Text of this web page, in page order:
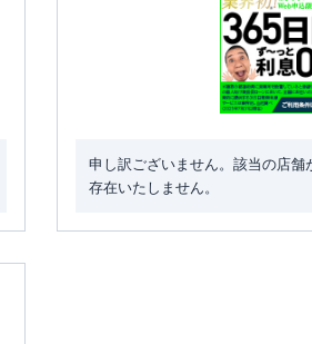
申し訳ございません。該当の店舗
存在いたしません。